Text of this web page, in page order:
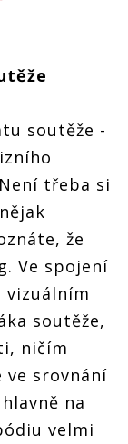
soutěže -
třeba si
že
Ve spojení
vizuálním
soutěže,
ničím
ve srovnání
na
velmi